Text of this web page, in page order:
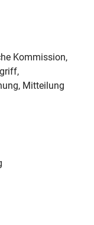
Kommission,
Mitteilung